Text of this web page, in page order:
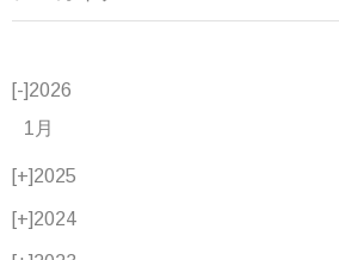
[-]2026
1月
[+]2025
[+]2024